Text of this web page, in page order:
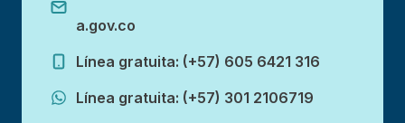
a.gov.co
Línea gratuita: (+57) 605 6421 316
Línea gratuita: (+57) 301 2106719